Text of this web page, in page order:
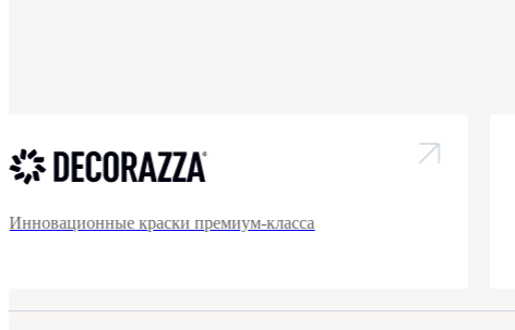
Инновационные краски премиум-класса